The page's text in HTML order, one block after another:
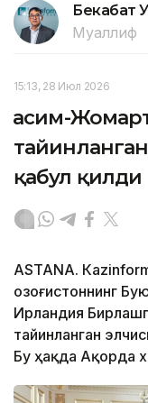
Бекабат
Муаллиф
15:13, 28 Июл 2026
Қасим-
қабул қилди
ASTANА.
Қозоғистоннинг
Ирландия
тайинланган
Бу ҳақда Ақорда